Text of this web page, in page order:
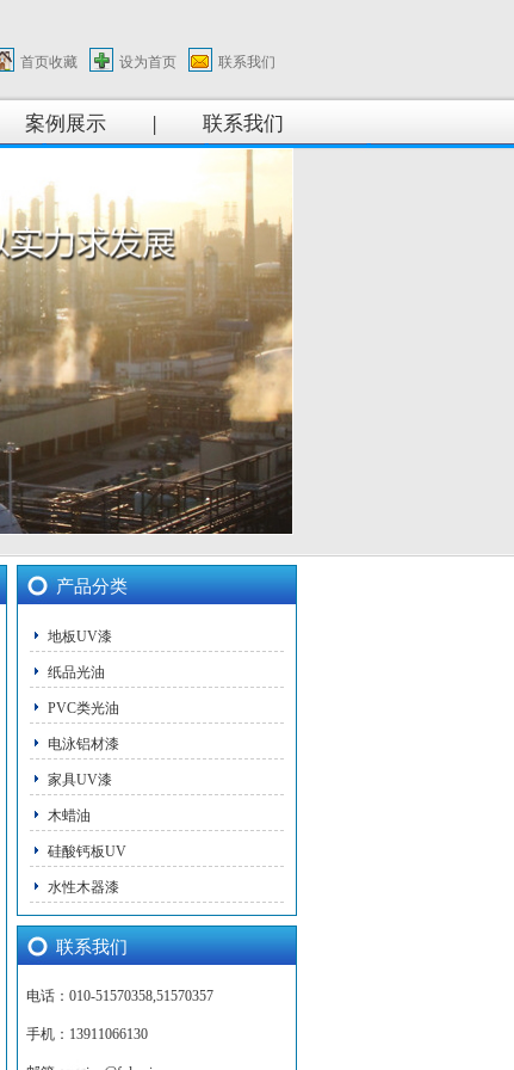
首页收藏 设为首页 联系我们
案例展示 | 联系我们
产品分类
地板UV漆
纸品光油
PVC类光油
电泳铝材漆
家具UV漆
木蜡油
硅酸钙板UV
水性木器漆
联系我们
电话：010-51570358,51570357
手机：13911066130